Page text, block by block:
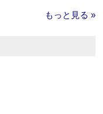
もっと見る »